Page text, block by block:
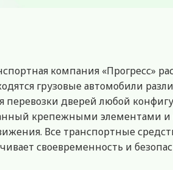
компания «Прогресс»
грузовые автомобили
перевозки дверей любой
крепежными элементами
Все транспортные
своевременность и